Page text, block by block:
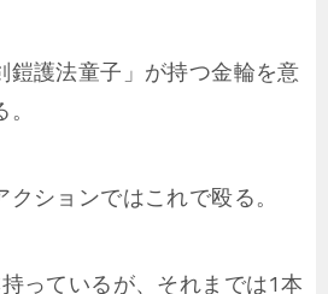
護法童子」が持つ金輪を意
クションではこれで殴る。
っているが、それまでは1本